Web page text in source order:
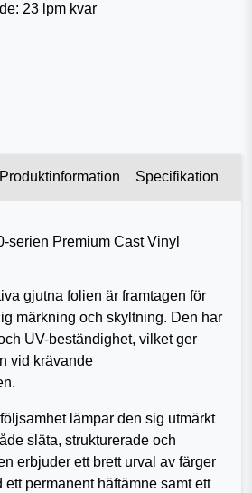
23 lpm kvar
Produktinformation Specifikation
serien Premium Cast Vinyl
gjutna folien är framtagen för
märkning och skyltning. Den har
UV-beständighet, vilket ger
vid krävande
lämpar den sig utmärkt
släta, strukturerade och
erbjuder ett brett urval av färger
ett permanent häftämne samt ett